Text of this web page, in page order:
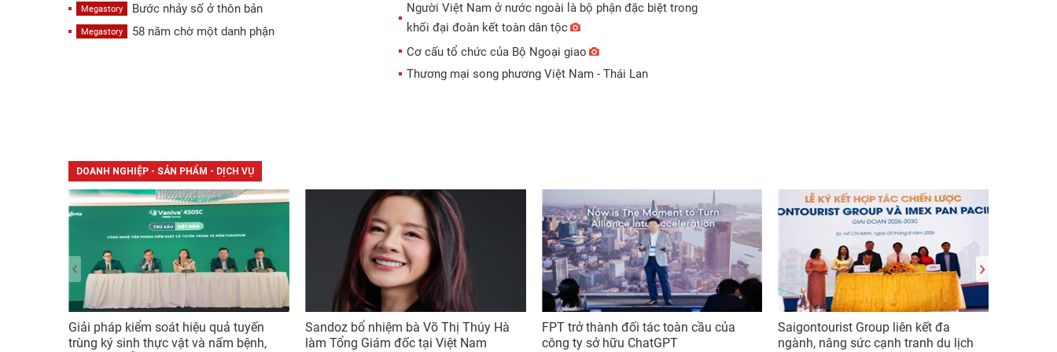
Megastory Bước nhảy số ở thôn bản
Megastory 58 năm chờ một danh phận
Người Việt Nam ở nước ngoài là bộ phận đặc biệt trong
khối đại đoàn kết toàn dân tộc
Cơ cấu tổ chức của Bộ Ngoại giao
Thương mại song phương Việt Nam - Thái Lan
DOANH NGHIỆP - SẢN PHẨM - DỊCH VỤ
Giải pháp kiểm soát hiệu quả tuyến
trùng ký sinh thực vật và nấm bệnh,
Sandoz bổ nhiệm bà Võ Thị Thúy Hà
làm Tổng Giám đốc tại Việt Nam
FPT trở thành đối tác toàn cầu của
công ty sở hữu ChatGPT
Saigontourist Group liên kết đa
ngành, nâng sức cạnh tranh du lịch